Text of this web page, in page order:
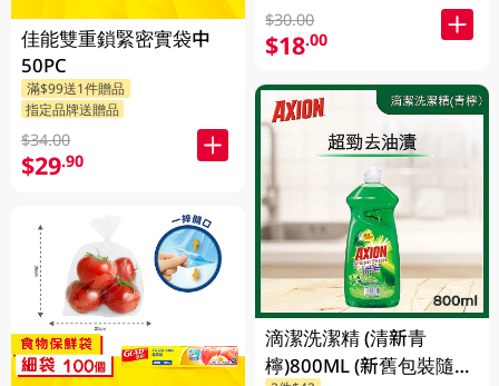
佳能雙重鎖緊密實袋中
50PC
滿$99送1件贈品
指定品牌送贈品
$34.00
$29.90
$30.00
$18.00
滴潔洗潔精 (清新青
檸)800ML (新舊包裝隨機